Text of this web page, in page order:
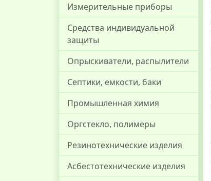
Измерительные приборы
Средства индивидуальной
защиты
Опрыскиватели, распылители
Септики, емкости, баки
Промышленная химия
Оргстекло, полимеры
Резинотехнические изделия
Асбестотехнические изделия